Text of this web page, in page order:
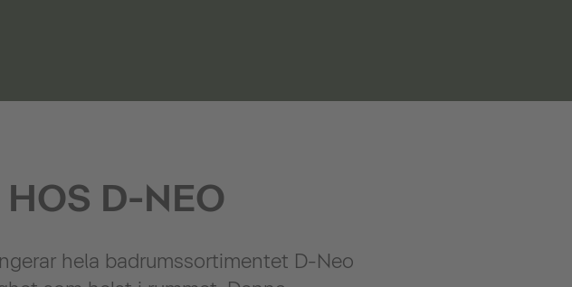
D-NEO
hela badrumssortimentet D-Neo